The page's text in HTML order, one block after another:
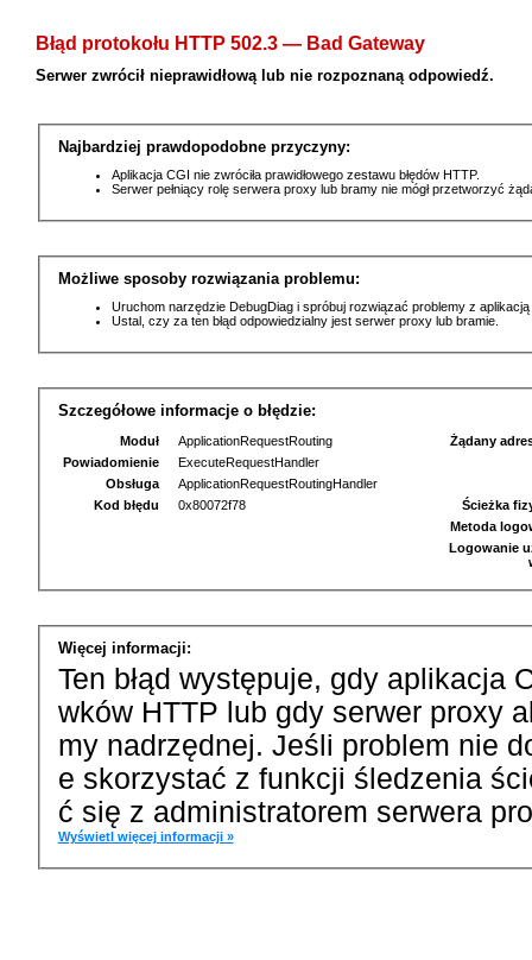
Błąd protokołu HTTP 502.3 — Bad Gateway
Serwer zwrócił nieprawidłową lub nie rozpoznaną odpowiedź.
Najbardziej prawdopodobne przyczyny:
Aplikacja CGI nie zwróciła prawidłowego zestawu błędów HTTP.
Serwer pełniący rolę serwera proxy lub bramy nie mógł przetworzyć
Możliwe sposoby rozwiązania problemu:
Uruchom narzędzie DebugDiag i spróbuj rozwiązać problemy z
Ustal, czy za ten błąd odpowiedzialny jest serwer proxy lub bramie.
Szczegółowe informacje o błędzie:
Moduł
ApplicationRequestRouting
Powiadomienie
ExecuteRequestHandler
Obsługa
ApplicationRequestRoutingHandler
Kod błędu
0x80072f78
Żądany
Ścieżka
Metoda
Logowanie
Więcej informacji:
Ten błąd występuje, gdy aplikacja
wków HTTP lub gdy serwer proxy
my nadrzędnej. Jeśli problem nie
e skorzystać z funkcji śledzenia
ć się z administratorem serwera
Wyświetl więcej informacji »